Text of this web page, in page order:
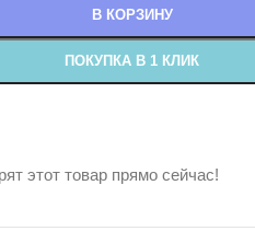
В КОРЗИНУ
ПОКУПКА В 1 КЛИК
этот товар прямо сейчас!